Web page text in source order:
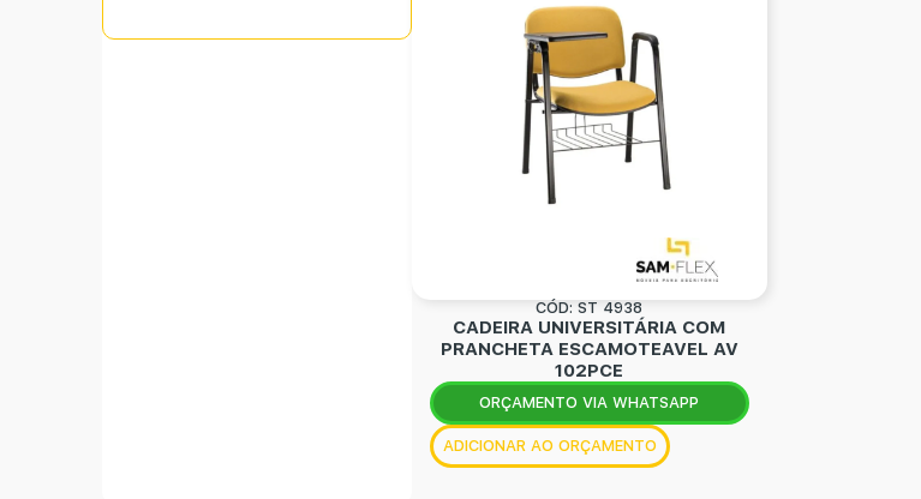
CÓD: ST 4938
CADEIRA UNIVERSITÁRIA COM
PRANCHETA ESCAMOTEAVEL AV
102PCE
ORÇAMENTO VIA WHATSAPP
ADICIONAR AO ORÇAMENTO